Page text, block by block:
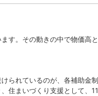
す。その動きの中で物価高
られているのが、各補助金
住まいづくり支援として、